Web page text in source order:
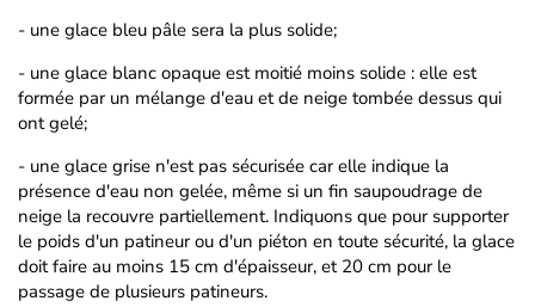
- une glace bleu pâle sera la plus solide;
- une glace blanc opaque est moitié moins solide : elle est
formée par un mélange d'eau et de neige tombée dessus qui
ont gelé;
- une glace grise n'est pas sécurisée car elle indique la
présence d'eau non gelée, même si un fin saupoudrage de
neige la recouvre partiellement. Indiquons que pour supporter
le poids d'un patineur ou d'un piéton en toute sécurité, la glace
doit faire au moins 15 cm d'épaisseur, et 20 cm pour le
passage de plusieurs patineurs.